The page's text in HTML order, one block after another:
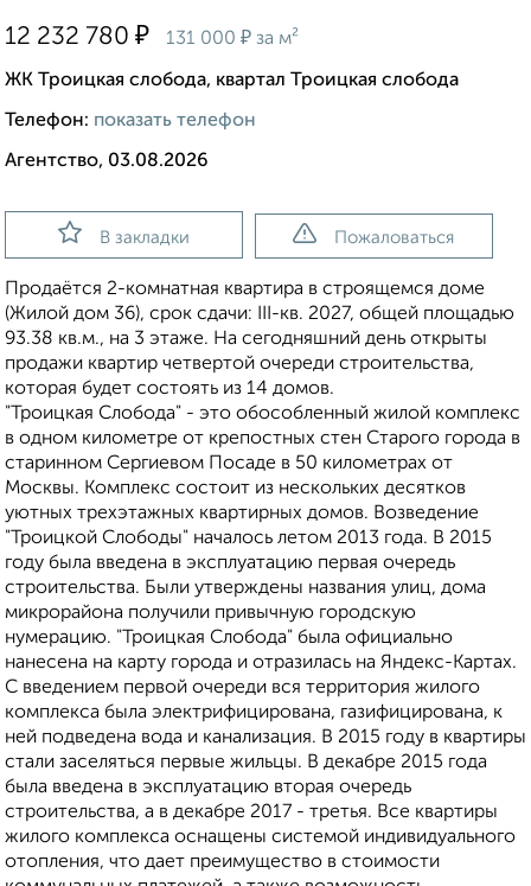
12 232 780 ₽ 131 000 ₽ за м²
ЖК Троицкая слобода, квартал Троицкая слобода
Телефон: показать телефон
Агентство, 03.08.2026
В закладки Пожаловаться
Продаётся 2-комнатная квартира в строящемся доме
(Жилой дом 36), срок сдачи: III-кв. 2027, общей площадью
93.38 кв.м., на 3 этаже. На сегодняшний день открыты
продажи квартир четвертой очереди строительства,
которая будет состоять из 14 домов.
"Троицкая Слобода" - это обособленный жилой комплекс
в одном километре от крепостных стен Старого города в
старинном Сергиевом Посаде в 50 километрах от
Москвы. Комплекс состоит из нескольких десятков
уютных трехэтажных квартирных домов. Возведение
"Троицкой Слободы" началось летом 2013 года. В 2015
году была введена в эксплуатацию первая очередь
строительства. Были утверждены названия улиц, дома
микрорайона получили привычную городскую
нумерацию. "Троицкая Слобода" была официально
нанесена на карту города и отразилась на Яндекс-Картах.
С введением первой очереди вся территория жилого
комплекса была электрифицирована, газифицирована, к
ней подведена вода и канализация. В 2015 году в квартиры
стали заселяться первые жильцы. В декабре 2015 года
была введена в эксплуатацию вторая очередь
строительства, а в декабре 2017 - третья. Все квартиры
жилого комплекса оснащены системой индивидуального
отопления, что дает преимущество в стоимости